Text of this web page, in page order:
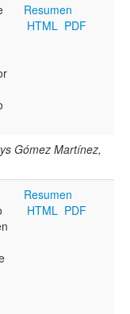
Resumen
HTML PDF
Gómez Martínez,
Resumen
HTML PDF